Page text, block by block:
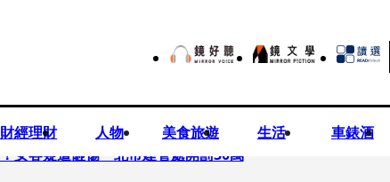
財經理財 人物 美食旅遊 生活 車錶酒
女客疑遭砸傷 北市建管處開罰30萬